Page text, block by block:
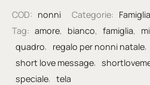
COD: nonni Categorie: Famiglia
Tag: amore, bianco, famiglia,
quadro, regalo per nonni natale,
short love message,
speciale, tela